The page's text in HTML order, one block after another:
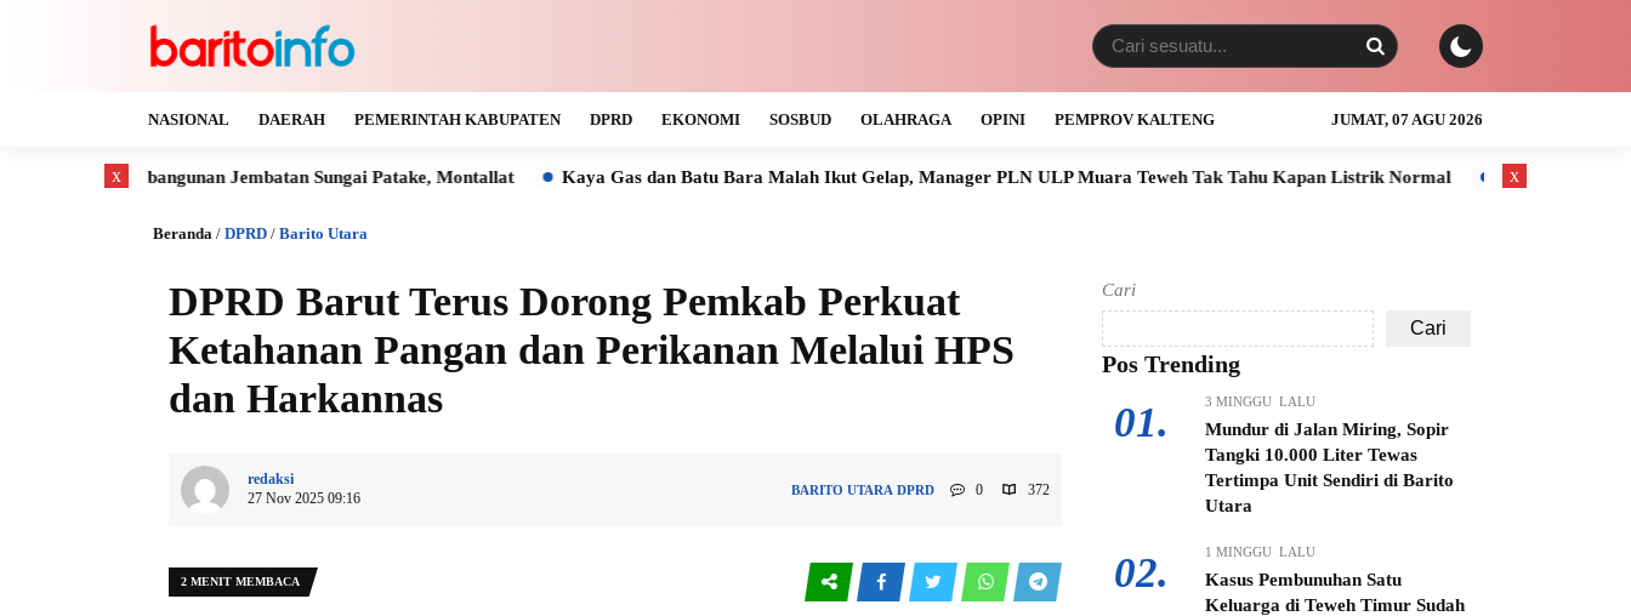
NASIONAL DAERAH PEMERINTAH KABUPATEN DPRD EKONOMI SOSBUD OLAHRAGA OPINI PEMPROV KALTENG JUMAT, 07 AGU 2026
Jembatan Sungai Patake, Montallat Kaya Gas dan Batu Bara Malah Ikut Gelap, Manager PLN ULP Muara Teweh Tak Tahu Kapan Listrik Normal Anak Usia 3 Tahun Tewas
Beranda / DPRD / Barito Utara
DPRD Barut Terus Dorong Pemkab Perkuat
Ketahanan Pangan dan Perikanan Melalui HPS
dan Harkannas
redaksi
27 Nov 2025 09:16
BARITO UTARA DPRD 0 372
2 MENIT MEMBACA
Cari
Cari
Pos Trending
01. 3 MINGGU LALU
Mundur di Jalan Miring, Sopir
Tangki 10.000 Liter Tewas
Tertimpa Unit Sendiri di Barito
Utara
02. 1 MINGGU LALU
Kasus Pembunuhan Satu
Keluarga di Teweh Timur Sudah
x x